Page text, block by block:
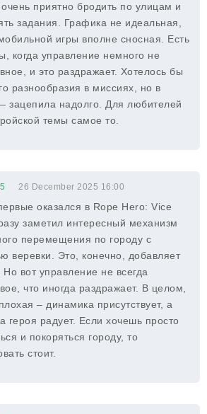
очень приятно бродить по улицам и
задания. Графика не идеальная,
игры вполне сносная. Есть
когда управление немного не
и это раздражает. Хотелось бы
разнообразия в миссиях, но в
зацепила надолго. Для любителей
темы самое то.
26 December 2025 16:00
оказался в Rope Hero: Vice
заметил интересный механизм
перемещения по городу с
веревки. Это, конечно, добавляет
вот управление не всегда
что иногда раздражает. В целом,
– динамика присутствует, а
героя радует. Если хочешь просто
и покоряться городу, то
стоит.